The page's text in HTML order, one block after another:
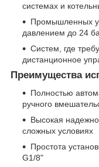
системах и
Промышленных
давлением до 24
Систем, где
дистанционное
Преимущества
Полностью
ручного
Высокая
сложных условиях
Простота
G1/8"